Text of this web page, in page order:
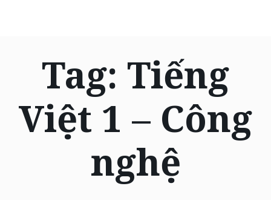
Tag: Tiếng
Việt 1 – Công
nghệ